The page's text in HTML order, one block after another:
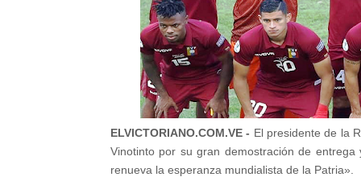
ELVICTORIANO.COM.VE - El presidente de la
Vinotinto por su gran demostración de
renueva la esperanza mundialista de la Patria».